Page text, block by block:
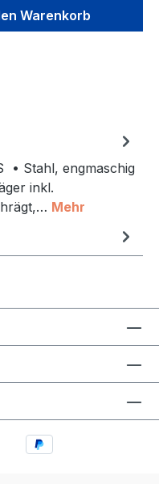
Warenkorb
• Stahl, engmaschig
inkl.
Mehr